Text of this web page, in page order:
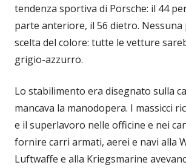
tendenza sportiva di Porsche: il 44
parte anteriore, il 56 dietro. Nessuna
scelta del colore: tutte le vetture
grigio-azzurro.
Lo stabilimento era disegnato sulla
mancava la manodopera. I massicci
e il superlavoro nelle officine e nei
fornire carri armati, aerei e navi alla
Luftwaffe e alla Kriegsmarine